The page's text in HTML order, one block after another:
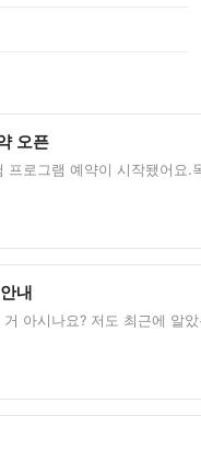
오픈
프로그램 예약이 시작됐어요
내
아시나요? 저도 최근에 알